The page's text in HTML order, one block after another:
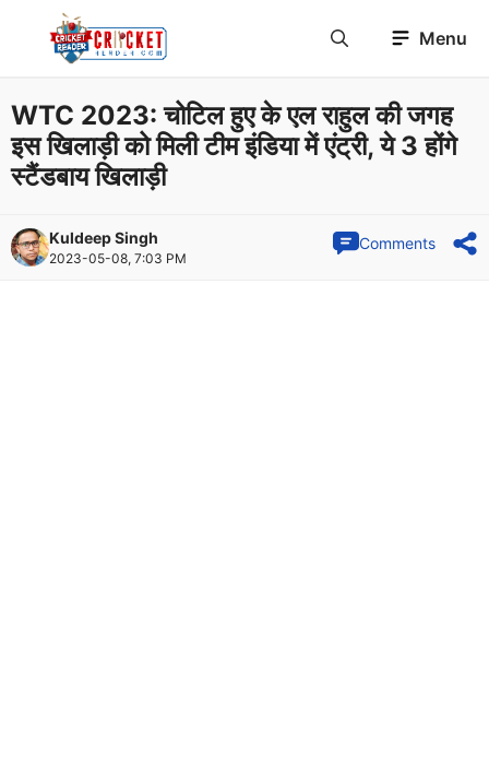
Menu
WTC 2023: चोटिल हुए के एल राहुल की जगह
इस खिलाड़ी को मिली टीम इंडिया में एंट्री, ये 3 होंगे
स्टैंडबाय खिलाड़ी
Kuldeep Singh
2023-05-08, 7:03 PM
Comments